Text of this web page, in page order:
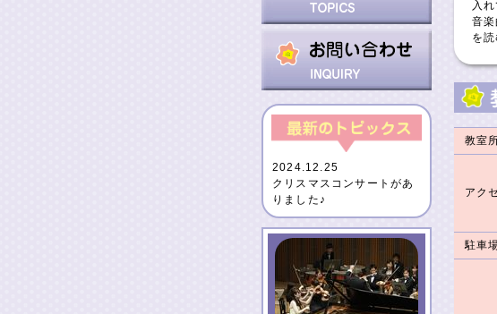
2024.12.25
クリスマスコンサートがあ
りました♪
入
音
を読
教室
アク
駐車